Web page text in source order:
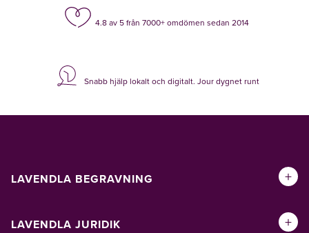
4.8 av 5 från 7000+ omdömen sedan 2014
Snabb hjälp lokalt och digitalt. Jour dygnet runt
LAVENDLA BEGRAVNING +
LAVENDLA JURIDIK +